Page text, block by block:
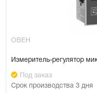
ОВЕН
Измеритель-регулятор
Под заказ
Срок производства 3 дня